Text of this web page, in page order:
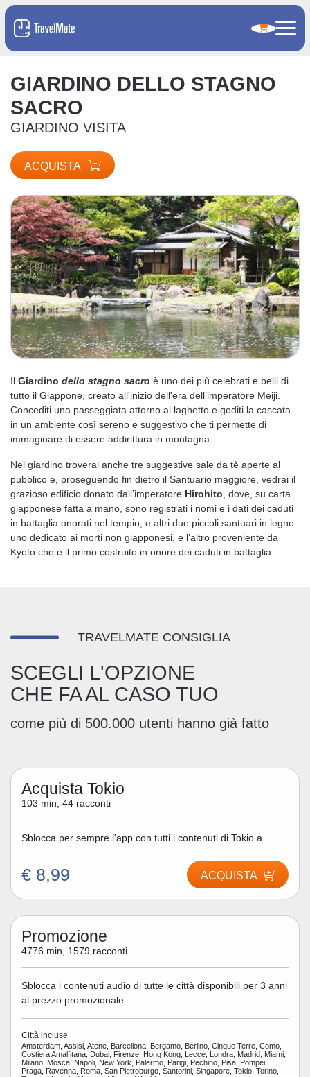
GIARDINO DELLO STAGNO
SACRO
GIARDINO VISITA
ACQUISTA
Il Giardino dello stagno sacro è uno dei più celebrati e belli di
tutto il Giappone, creato all'inizio dell'era dell’imperatore Meiji.
Concediti una passeggiata attorno al laghetto e goditi la cascata
in un ambiente così sereno e suggestivo che ti permette di
immaginare di essere addirittura in montagna.
Nel giardino troverai anche tre suggestive sale da tè aperte al
pubblico e, proseguendo fin dietro il Santuario maggiore, vedrai il
grazioso edificio donato dall’imperatore Hirohito , dove, su carta
giapponese fatta a mano, sono registrati i nomi e i dati dei caduti
in battaglia onorati nel tempio, e altri due piccoli santuari in legno:
uno dedicato ai morti non giapponesi, e l’altro proveniente da
Kyoto che è il primo costruito in onore dei caduti in battaglia.
TRAVELMATE CONSIGLIA
SCEGLI L'OPZIONE
CHE FA AL CASO TUO
come più di 500.000 utenti hanno già fatto
Acquista Tokio
103 min, 44 racconti
Sblocca per sempre l'app con tutti i contenuti di Tokio a
€ 8,99 ACQUISTA
Promozione
4776 min, 1579 racconti
Sblocca i contenuti audio di tutte le città disponibili per 3 anni
al prezzo promozionale
Città incluse
Amsterdam, Assisi, Atene, Barcellona, Bergamo, Berlino, Cinque Terre, Como,
Costiera Amalfitana, Dubai, Firenze, Hong Kong, Lecce, Londra, Madrid, Miami,
Milano, Mosca, Napoli, New York, Palermo, Parigi, Pechino, Pisa, Pompei,
Praga, Ravenna, Roma, San Pietroburgo, Santorini, Singapore, Tokio, Torino,